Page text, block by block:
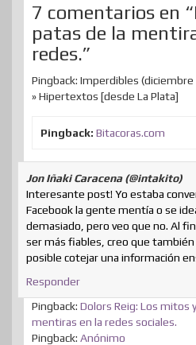
r
7 comentarios en
patas de la
redes.”
Pingback: Imperdibles
» Hipertextos [desde La Plata]
Pingback: Bitacoras.com
Jon Iñaki Caracena (@intakito)
Interesante post! Yo estaba
Facebook la gente mentía o se
demasiado, pero veo que no. Al
ser más fiables, creo que
posible cotejar una información
Responder
Pingback: Dolors Reig: Los mitos
mentiras en la redes sociales.
Pingback: Anónimo